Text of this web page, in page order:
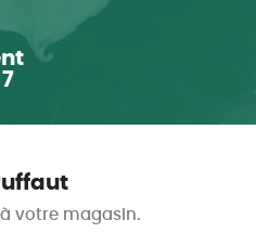
votre magasin.